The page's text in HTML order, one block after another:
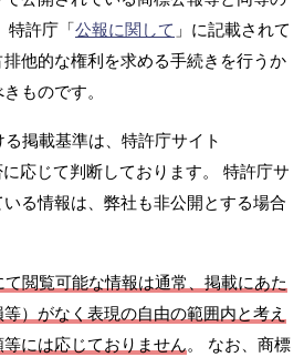
特許庁「公報に関して 」に記載されて
他的な権利を求める手続きを行うか
ものです。
掲載基準は、特許庁サイト
応じて判断しております。 特許庁サ
る情報は、弊社も非公開とする場合
閲覧可能な情報は通常、掲載にあた
）がなく表現の自由の範囲内と考え
には応じておりません。 なお、商標